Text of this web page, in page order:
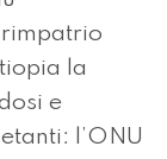
la
e
l’ONU